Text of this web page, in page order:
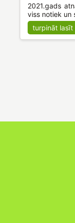
2021.gads
viss notiek un
turpināt lasīt